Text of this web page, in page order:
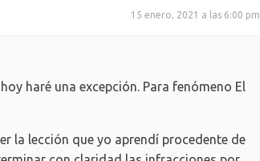
15 enero, 2021 a las 6:00 pm
haré una excepción. Para fenómeno El
la lección que yo aprendí procedente de